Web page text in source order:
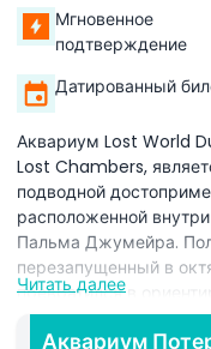
Мгновенное
подтверждение
Датированный
Аквариум Lost World
Lost Chambers,
подводной
расположенной
Пальма Джумейра.
перезапущенный в
превратился в
морское
настоящую морскую
Читать далее
Аквариум